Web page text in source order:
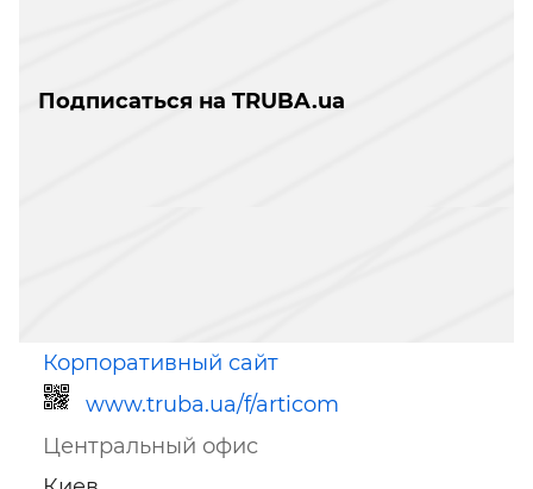
Подписаться на TRUBA.ua
Корпоративный сайт
www.truba.ua/f/articom
Центральный офис